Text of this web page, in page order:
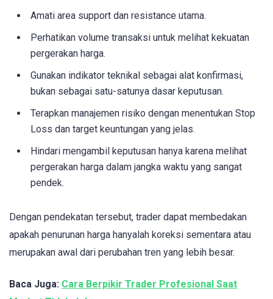
Amati area support dan resistance utama.
Perhatikan volume transaksi untuk melihat kekuatan
pergerakan harga.
Gunakan indikator teknikal sebagai alat konfirmasi,
bukan sebagai satu-satunya dasar keputusan.
Terapkan manajemen risiko dengan menentukan Stop
Loss dan target keuntungan yang jelas.
Hindari mengambil keputusan hanya karena melihat
pergerakan harga dalam jangka waktu yang sangat
pendek.
Dengan pendekatan tersebut, trader dapat membedakan
apakah penurunan harga hanyalah koreksi sementara atau
merupakan awal dari perubahan tren yang lebih besar.
Baca Juga: Cara Berpikir Trader Profesional Saat